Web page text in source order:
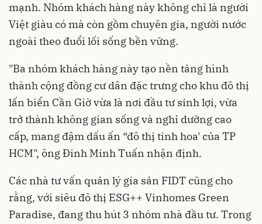
mạnh. Nhóm khách hàng này không chỉ là người
Việt giàu có mà còn gồm chuyên gia, người nước
ngoài theo đuổi lối sống bền vững.
"Ba nhóm khách hàng này tạo nền tảng hình
thành cộng đồng cư dân đặc trưng cho khu đô thị
lấn biển Cần Giờ vừa là nơi đầu tư sinh lợi, vừa
trở thành không gian sống và nghỉ dưỡng cao
cấp, mang đậm dấu ấn “đô thị tinh hoa' của TP
HCM", ông Đinh Minh Tuấn nhận định.
Các nhà tư vấn quản lý gia sản FIDT cũng cho
rằng, với siêu đô thị ESG++ Vinhomes Green
Paradise, đang thu hút 3 nhóm nhà đầu tư. Trong